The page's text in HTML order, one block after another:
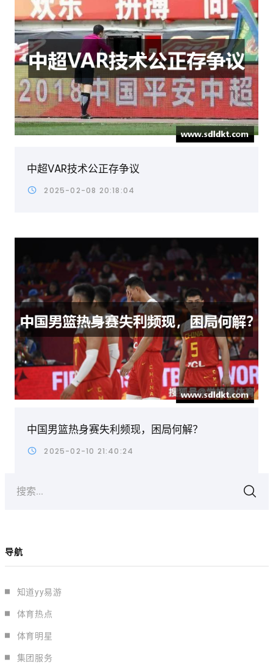
中超VAR技术公正存争议
2025-02-08 20:18:04
中国男篮热身赛失利频现，困局何解？
2025-02-10 21:40:24
搜索...
导航
知道yy易游
体育热点
体育明星
集团服务